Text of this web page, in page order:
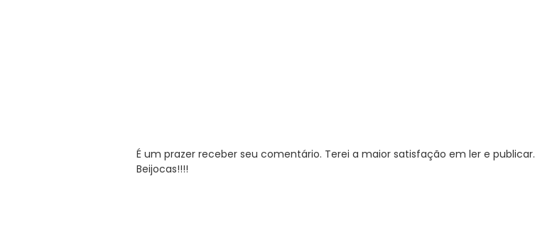
É um prazer receber seu comentário. Terei a maior satisfação em ler e publicar.
Beijocas!!!!